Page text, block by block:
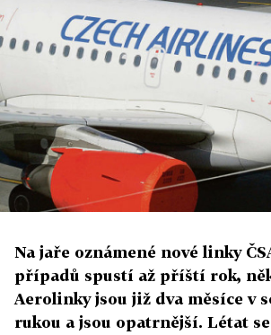
Na jaře oznámené nové linky
případů spustí až příští rok,
Aerolinky jsou již dva měsíce v
rukou a jsou opatrnější. Létat